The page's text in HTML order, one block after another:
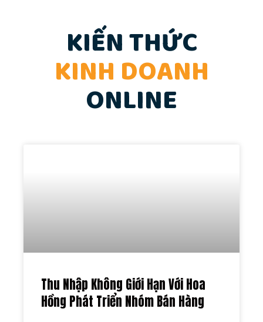
KIẾN THỨC
KINH DOANH
ONLINE
Thu Nhập Không Giới Hạn Với Hoa
Hồng Phát Triển Nhóm Bán Hàng